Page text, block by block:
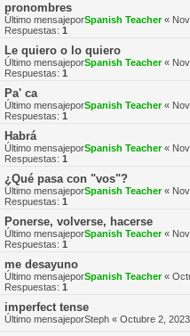
pronombres
Último mensajeporSpanish Teacher«
Respuestas: 1
Le quiero o lo quiero
Último mensajeporSpanish Teacher«
Respuestas: 1
Pa' ca
Último mensajeporSpanish Teacher«
Respuestas: 1
Habrá
Último mensajeporSpanish Teacher«
Respuestas: 1
¿Qué pasa con "vos"?
Último mensajeporSpanish Teacher«
Respuestas: 1
Ponerse, volverse, hacerse
Último mensajeporSpanish Teacher«
Respuestas: 1
me desayuno
Último mensajeporSpanish Teacher«
Respuestas: 1
imperfect tense
Último mensajeporSteph « Octubre 2,